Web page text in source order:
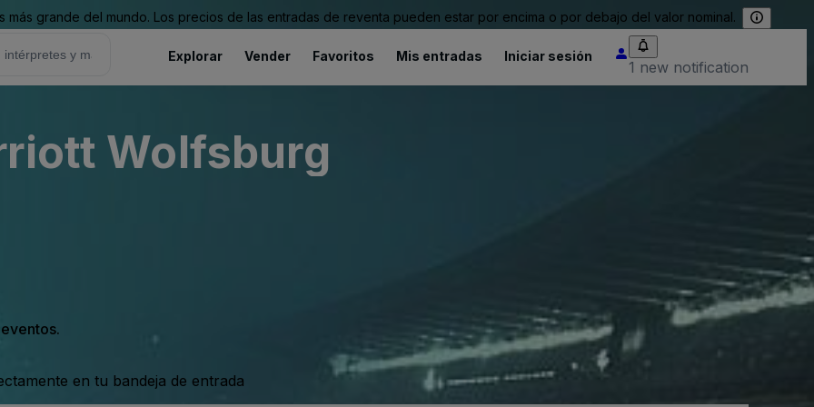
grande del mundo. Los precios de las entradas de reventa pueden estar por encima o por debajo del valor nominal.
Explorar Vender Favoritos Mis entradas Iniciar sesión
1 new notification
Wolfsburg
en tu bandeja de entrada